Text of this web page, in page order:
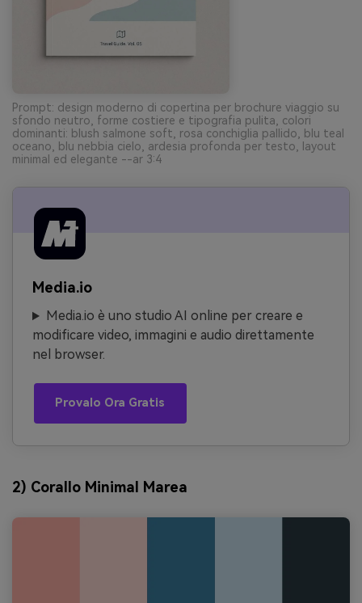
Prompt: design moderno di copertina per brochure viaggio su
sfondo neutro, forme costiere e tipografia pulita, colori
dominanti: blush salmone soft, rosa conchiglia pallido, blu teal
oceano, blu nebbia cielo, ardesia profonda per testo, layout
minimal ed elegante --ar 3:4
Media.io
Media.io è uno studio AI online per creare e
modificare video, immagini e audio direttamente
nel browser.
Provalo Ora Gratis
2) Corallo Minimal Marea